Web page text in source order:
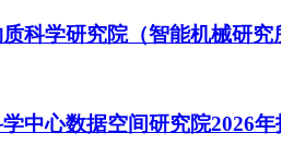
科学研究院（智能机械研
中心数据空间研究院2026年